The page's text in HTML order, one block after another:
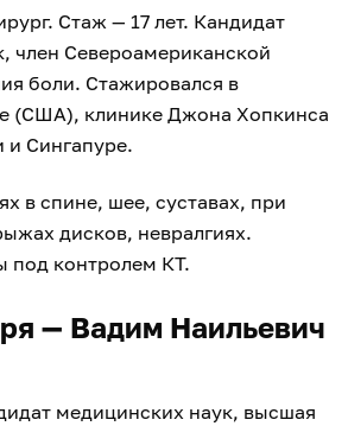
Стаж — 17 лет. Кандидат
член Североамериканской
боли. Стажировался в
(США), клинике Джона Хопкинса
Сингапуре.
в спине, шее, суставах, при
дисков, невралгиях.
под контролем КТ.
— Вадим Наильевич
медицинских наук, высшая